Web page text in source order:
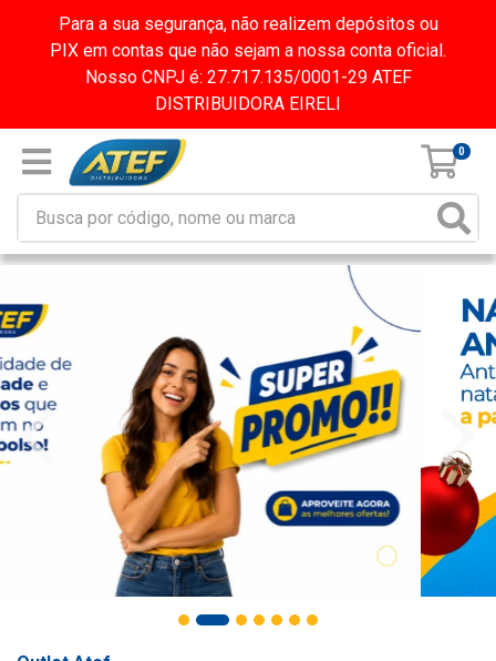
Para a sua segurança, não realizem depósitos ou
PIX em contas que não sejam a nossa conta oficial.
Nosso CNPJ é: 27.717.135/0001-29 ATEF
DISTRIBUIDORA EIRELI
0